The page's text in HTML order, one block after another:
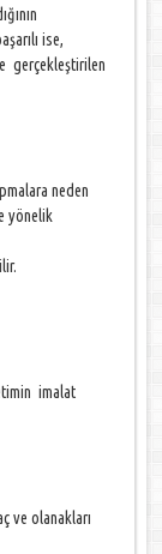
ise,
gerçekleştirilen
neden
yönelik
imalat
ve olanakları